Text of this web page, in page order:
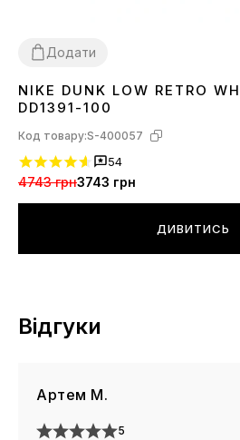
Додати
3637 383940 4142 43 4445
NIKE DUNK LOW RETRO
DD1391-100
Код товару:S-400057
54
4743 грн3743 грн
ДИВИТИСЬ
Відгуки
Артем М.
5